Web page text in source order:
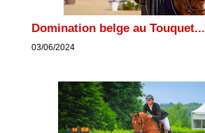
Domination belge au Touquet...
03/06/2024